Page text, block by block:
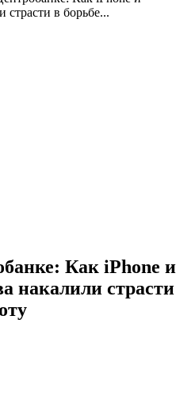
в борьбе...
Как iPhone и
накалили страсти